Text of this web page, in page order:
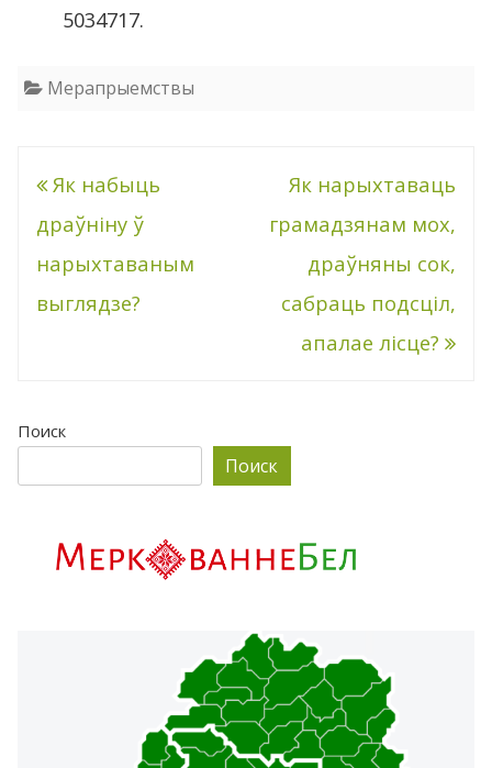
5034717.
Мерапрыемствы
Post
navigation
Як набыць
драўніну ў
нарыхтаваным
выглядзе?
Як нарыхтаваць
грамадзянам мох,
драўняны сок,
сабраць подсціл,
апалае лісце?
Поиск
Поиск